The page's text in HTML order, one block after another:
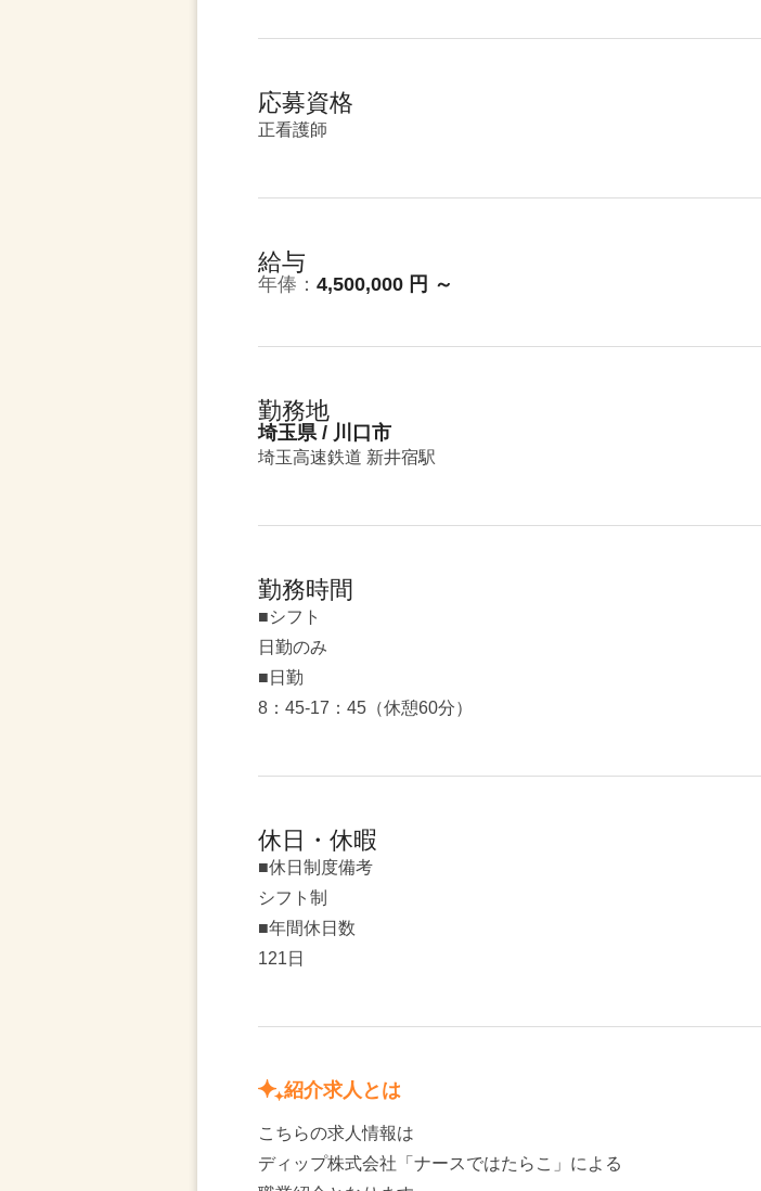
応募資格
正看護師
給与
年俸： 4,500,000 円 ～
勤務地
埼玉県 / 川口市
埼玉高速鉄道 新井宿駅
勤務時間
■シフト
日勤のみ
■日勤
8：45-17：45（休憩60分）
休日・休暇
■休日制度備考
シフト制
■年間休日数
121日
紹介求人とは
こちらの求人情報は
ディップ株式会社「ナースではたらこ」による